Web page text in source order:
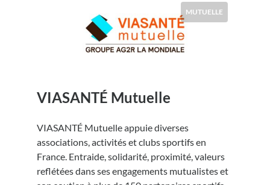
MUTUELLE
VIASANTÉ Mutuelle
VIASANTÉ Mutuelle appuie diverses
associations, activités et clubs sportifs en
France. Entraide, solidarité, proximité, valeurs
reflétées dans ses engagements mutualistes et